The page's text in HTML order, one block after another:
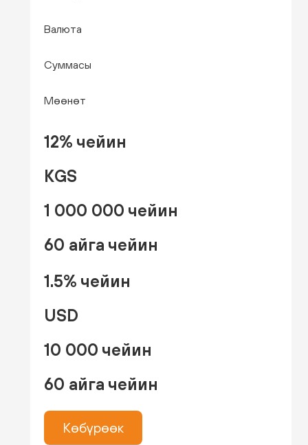
Валюта
Суммасы
Мөөнөт
12% чейин
KGS
1 000 000 чейин
60 айга чейин
1.5% чейин
USD
10 000 чейин
60 айга чейин
Көбүрөөк